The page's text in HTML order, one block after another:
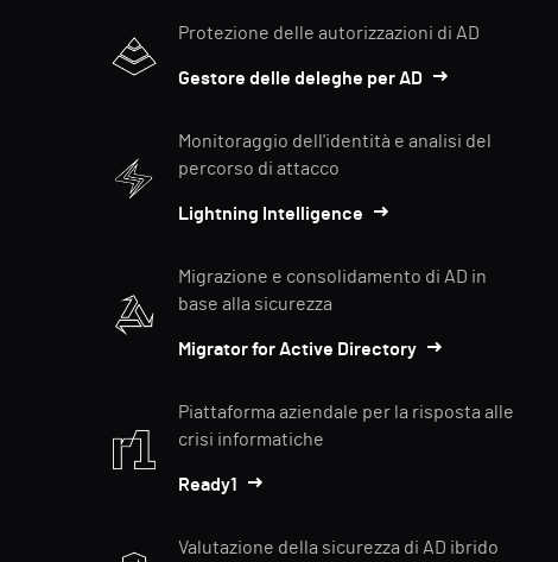
Protezione delle autorizzazioni di AD
Gestore delle deleghe per AD
Monitoraggio dell'identità e analisi del
percorso di attacco
Lightning Intelligence
Migrazione e consolidamento di AD in
base alla sicurezza
Migrator for Active Directory
Piattaforma aziendale per la risposta alle
crisi informatiche
Ready1
Valutazione della sicurezza di AD ibrido